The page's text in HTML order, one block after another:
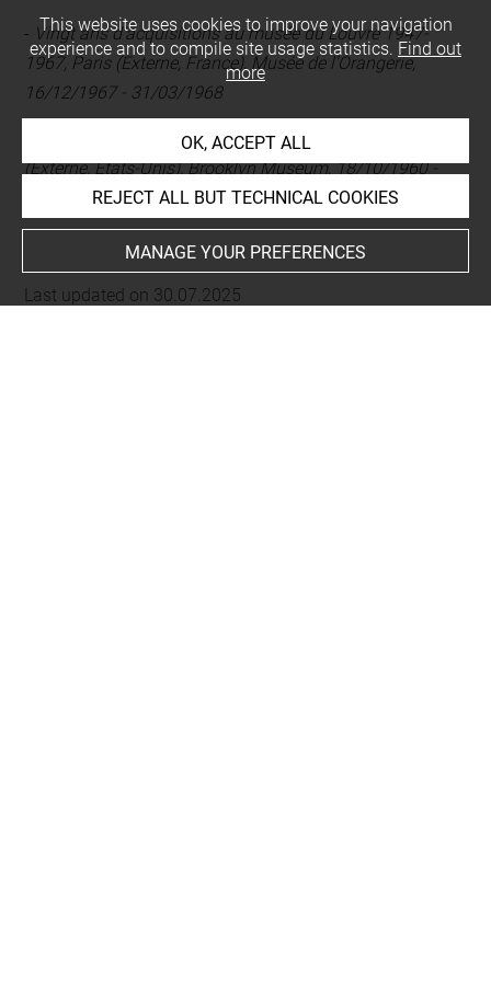
- Vingt ans d'acquisitions au musée du Louvre 1947-
1967, Paris (Externe, France), Musée de l'Orangerie,
16/12/1967 - 31/03/1968
Egyptian Sculpture of the Late Period, New York
(Externe, Etats-Unis), Brooklyn Museum, 18/10/1960 -
09/01/1961
Last updated on 30.07.2025
This website uses cookies to improve your navigation
experience and to compile site usage statistics. Find out
more
OK, ACCEPT ALL
REJECT ALL BUT TECHNICAL COOKIES
MANAGE YOUR PREFERENCES